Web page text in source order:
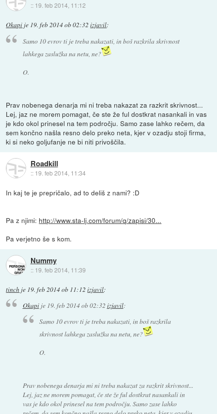
:: 19. feb 2014, 11:12
Okapi je 19. feb 2014 ob 02:32 izjavil:
Samo 10 evrov ti je treba nakazati, in boš razkrila skrivnost
lahkega zaslužka na netu, ne?
O.
Prav nobenega denarja mi ni treba nakazat za razkrit skrivnost...
Lej, jaz ne morem pomagat, če ste že ful dostkrat nasankali in vas
je kdo okol prinesel na tem področju. Samo zase lahko rečem, da
sem končno našla resno delo preko neta, kjer v ozadju stoji firma,
ki si neko goljufanje ne bi niti privoščila.
Roadkill
:: 19. feb 2014, 11:34
In kaj te je prepričalo, ad to deliš z nami? :D
Pa z njimi: http://www.sta-lj.com/forum/q/zapisi/30...
Pa verjetno še s kom.
Nummy
:: 19. feb 2014, 11:39
tinch je 19. feb 2014 ob 11:12 izjavil:
Okapije 19. feb 2014 ob 02:32 izjavil:
Samo 10 evrov ti je treba nakazati, in boš razkrila
skrivnost lahkega zaslužka na netu, ne?
O.
Prav nobenega denarja mi ni treba nakazat za razkrit skrivnost...
Lej, jaz ne morem pomagat, če ste že ful dostkrat nasankali in
vas je kdo okol prinesel na tem področju. Samo zase lahko